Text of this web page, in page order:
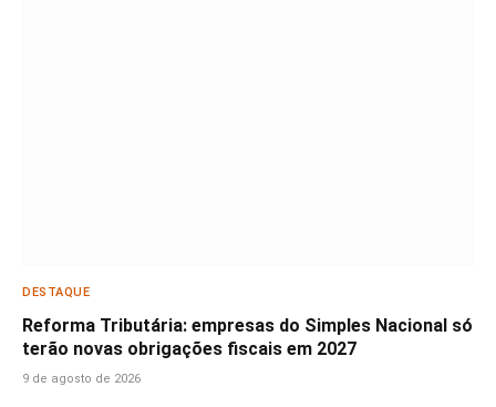
DESTAQUE
Reforma Tributária: empresas do Simples Nacional só
terão novas obrigações fiscais em 2027
9 de agosto de 2026